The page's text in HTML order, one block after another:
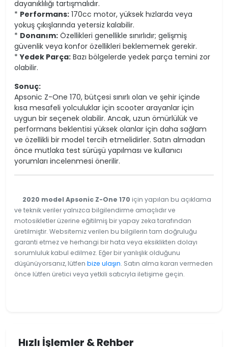
dayanıklılığı tartışmalıdır.
* Performans: 170cc motor, yüksek hızlarda veya
yokuş çıkışlarında yetersiz kalabilir.
* Donanım: Özellikleri genellikle sınırlıdır; gelişmiş
güvenlik veya konfor özellikleri beklememek gerekir.
*Yedek Parça: Bazı bölgelerde yedek parça temini zor
olabilir.
Sonuç:
Apsonic Z-One 170, bütçesi sınırlı olan ve şehir içinde
kısa mesafeli yolculuklar için scooter arayanlar için
uygun bir seçenek olabilir. Ancak, uzun ömürlülük ve
performans beklentisi yüksek olanlar için daha sağlam
ve özellikli bir model tercih etmelidirler. Satın almadan
önce mutlaka test sürüşü yapılması ve kullanıcı
yorumları incelenmesi önerilir.
2020 model Apsonic Z-One 170 için yapılan bu açıklama
ve teknik veriler yalnızca bilgilendirme amaçlıdır ve
motosikletler üzerine eğitilmiş bir yapay zeka tarafından
üretilmiştir. Websitemiz verilen bu bilgilerin tam doğruluğu
garanti etmez ve herhangi bir hata veya eksiklikten dolayı
sorumluluk kabul edilmez. Eğer bir yanlışlık olduğunu
düşünüyorsanız, lütfen bize ulaşın. Satın alma kararı vermeden
önce lütfen üretici veya yetkili satıcıyla iletişime geçin.
Hızlı İşlemler & Rehber